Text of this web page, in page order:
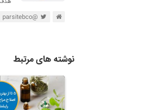
@parsitebco
نوشته های مرتبط